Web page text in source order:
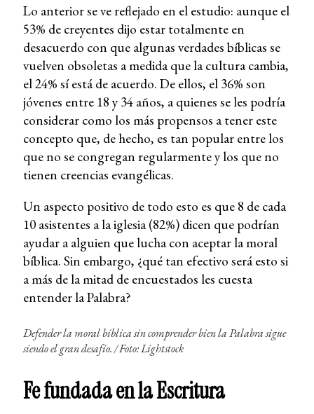
Lo anterior se ve reflejado en el estudio: aunque el
53% de creyentes dijo estar totalmente en
desacuerdo con que algunas verdades bíblicas se
vuelven obsoletas a medida que la cultura cambia,
el 24% sí está de acuerdo. De ellos, el 36% son
jóvenes entre 18 y 34 años, a quienes se les podría
considerar como los más propensos a tener este
concepto que, de hecho, es tan popular entre los
que no se congregan regularmente y los que no
tienen creencias evangélicas.
Un aspecto positivo de todo esto es que 8 de cada
10 asistentes a la iglesia (82%) dicen que podrían
ayudar a alguien que lucha con aceptar la moral
bíblica. Sin embargo, ¿qué tan efectivo será esto si
a más de la mitad de encuestados les cuesta
entender la Palabra?
Defender la moral bíblica sin comprender bien la Palabra sigue
siendo el gran desafío./Foto: Lightstock
Fe fundada en la Escritura